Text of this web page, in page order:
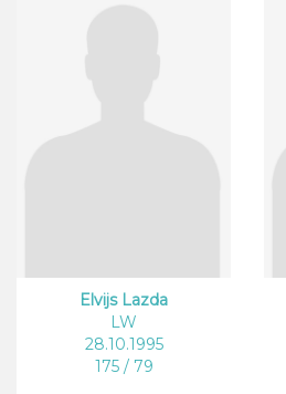
Elvijs Lazda
LW
28.10.1995
175 / 79